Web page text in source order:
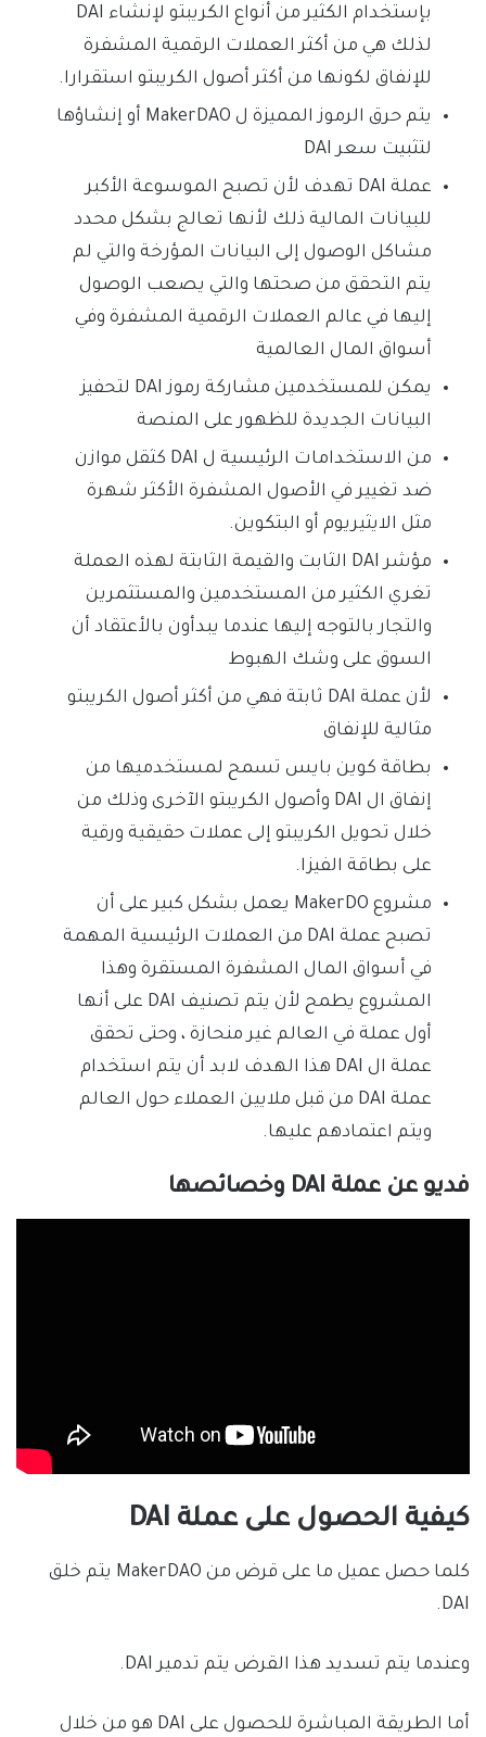
بإستخدام الكثير من أنواع الكريبتو لإنشاء DAI
لذلك هي من أكثر العملات الرقمية المشفرة
للإنفاق لكونها من أكثر أصول الكريبتو استقرارا.
يتم حرق الرموز المميزة ل MakerDAO أو إنشاؤها
لتثبيت سعر DAI
عملة DAI تهدف لأن تصبح الموسوعة الأكبر
للبيانات المالية ذلك لأنها تعالج بشكل محدد
مشاكل الوصول إلى البيانات المؤرخة والتي لم
يتم التحقق من صحتها والتي يصعب الوصول
إليها في عالم العملات الرقمية المشفرة وفي
أسواق المال العالمية
يمكن للمستخدمين مشاركة رموز DAI لتحفيز
البيانات الجديدة للظهور على المنصة
من الاستخدامات الرئيسية ل DAI كثقل موازن
ضد تغيير في الأصول المشفرة الأكثر شهرة
مثل الايثيريوم أو البتكوين.
مؤشر DAI الثابت والقيمة الثابتة لهذه العملة
تغري الكثير من المستخدمين والمستثمرين
والتجار بالتوجه إليها عندما يبدأون بالأعتقاد أن
السوق على وشك الهبوط
لأن عملة DAI ثابتة فهي من أكثر أصول الكريبتو
مثالية للإنفاق
بطاقة كوين بايس تسمح لمستخدميها من
إنفاق ال DAI وأصول الكريبتو الآخرى وذلك من
خلال تحويل الكريبتو إلى عملات حقيقية ورقية
على بطاقة الفيزا.
مشروع MakerDO يعمل بشكل كبير على أن
تصبح عملة DAI من العملات الرئيسية المهمة
في أسواق المال المشفرة المستقرة وهذا
المشروع يطمح لأن يتم تصنيف DAI على أنها
أول عملة في العالم غير منحازة ، وحتى تحقق
عملة ال DAI هذا الهدف لابد أن يتم استخدام
عملة DAI من قبل ملايين العملاء حول العالم
ويتم اعتمادهم عليها.
فديو عن عملة DAI وخصائصها
كيفية الحصول على عملة DAI
كلما حصل عميل ما على قرض من MakerDAO يتم خلق
DAI.
وعندما يتم تسديد هذا القرض يتم تدمير DAI.
أما الطريقة المباشرة للحصول على DAI هو من خلال